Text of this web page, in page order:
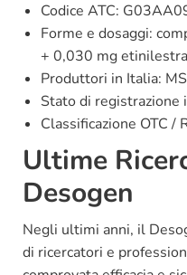
Codice ATC:
Forme e dosaggi:
+ 0,030 mg
Produttori in Italia:
Stato di registrazione
Classificazione OTC /
Ultime
Desogen
Negli ultimi anni, il
di ricercatori e